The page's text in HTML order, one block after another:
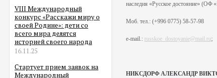
VIII Международный
конкурс «Расскажи миру о
своей Родине»: дети со
всего мира делятся
историей своего народа
16.11.25
Стартует прием заявок на
Международный
наследия «Русское достояние» (ОФ
Моб. тел.: (+996 0775) 58-57-98
e-mail.: russkoe_dostoyanie@mail.ru;
НИКСДОРФ АЛЕКСАНДР